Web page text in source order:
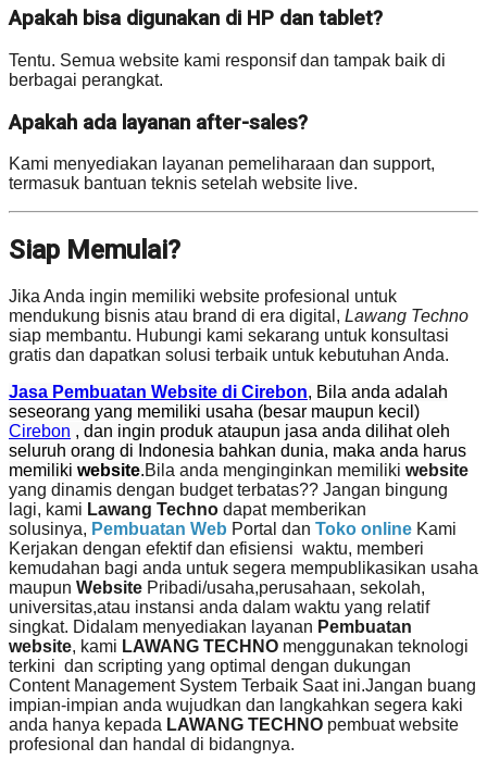
Apakah bisa digunakan di HP dan tablet?
Tentu. Semua website kami responsif dan tampak baik di
berbagai perangkat.
Apakah ada layanan after-sales?
Kami menyediakan layanan pemeliharaan dan support,
termasuk bantuan teknis setelah website live.
Siap Memulai?
Jika Anda ingin memiliki website profesional untuk
mendukung bisnis atau brand di era digital, Lawang Techno
siap membantu. Hubungi kami sekarang untuk konsultasi
gratis dan dapatkan solusi terbaik untuk kebutuhan Anda.
Jasa Pembuatan Website di Cirebon, Bila anda adalah
seseorang yang memiliki usaha (besar maupun kecil)
Cirebon , dan ingin produk ataupun jasa anda dilihat oleh
seluruh orang di Indonesia bahkan dunia, maka anda harus
memiliki website.Bila anda menginginkan memiliki website
yang dinamis dengan budget terbatas?? Jangan bingung
lagi, kami Lawang Techno dapat memberikan
solusinya, Pembuatan Web Portal dan Toko online Kami
Kerjakan dengan efektif dan efisiensi waktu, memberi
kemudahan bagi anda untuk segera mempublikasikan usaha
maupun Website Pribadi/usaha,perusahaan, sekolah,
universitas,atau instansi anda dalam waktu yang relatif
singkat. Didalam menyediakan layanan Pembuatan
website, kami LAWANG TECHNO menggunakan teknologi
terkini dan scripting yang optimal dengan dukungan
Content Management System Terbaik Saat ini.Jangan buang
impian-impian anda wujudkan dan langkahkan segera kaki
anda hanya kepada LAWANG TECHNO pembuat website
profesional dan handal di bidangnya.